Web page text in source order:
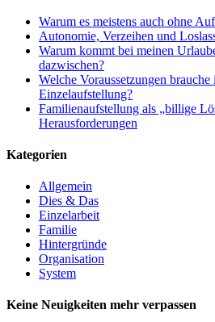
Warum es meistens auch ohne
Autonomie, Verzeihen und
Warum kommt bei meinen
dazwischen?
Welche Voraussetzungen
Einzelaufstellung?
Familienaufstellung als „billige
Herausforderungen
Kategorien
Allgemein
Dies & Das
Einzelarbeit
Familie
Hintergründe
Organisation
System
Keine Neuigkeiten mehr verpassen